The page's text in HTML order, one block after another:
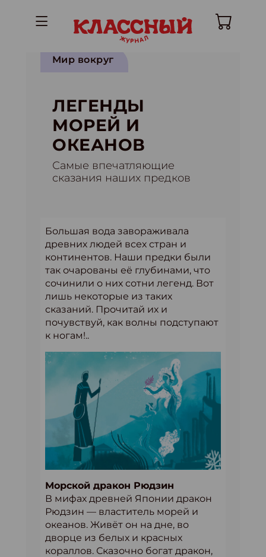
Мир вокруг
ЛЕГЕНДЫ
МОРЕЙ И
ОКЕАНОВ
Самые впечатляющие
сказания наших предков
Большая вода завораживала
древних людей всех стран и
континентов. Наши предки были
так очарованы её глубинами, что
сочинили о них сотни легенд. Вот
лишь некоторые из таких
сказаний. Прочитай их и
почувствуй, как волны подступают
к ногам!..
Морской дракон Рюдзин
В мифах древней Японии дракон
Рюдзин — властитель морей и
океанов. Живёт он на дне, во
дворце из белых и красных
кораллов. Сказочно богат дракон,